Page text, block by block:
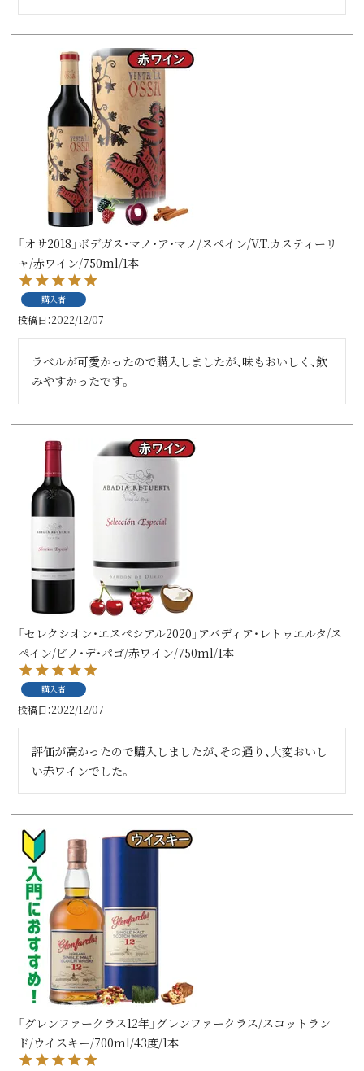
「オサ2018」ボデガス・マノ・ア・マノ/スペイン/V.T.カスティーリ
ャ/赤ワイン/750ml/1本
購入者
投稿日 2022/12/07
ラベルが可愛かったので購入しましたが、味もおいしく、飲
みやすかったです。
「セレクシオン・エスペシアル2020」アバディア・レトゥエルタ/ス
ペイン/ビノ・デ・パゴ/赤ワイン/750ml/1本
購入者
投稿日 2022/12/07
評価が高かったので購入しましたが、その通り、大変おいし
い赤ワインでした。
「グレンファークラス12年」グレンファークラス/スコットラン
ド/ウイスキー/700ml/43度/1本